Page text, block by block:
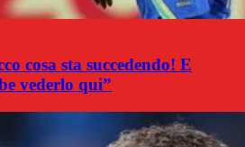
cosa sta succedendo! E
vederlo qui”